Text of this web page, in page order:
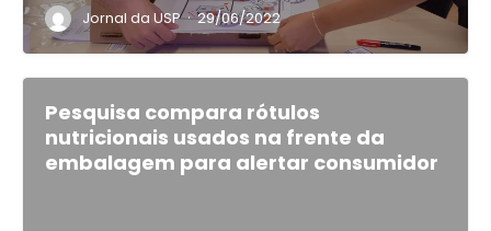
Jornal da USP · 29/06/2022
Pesquisa compara rótulos
nutricionais usados na frente da
embalagem para alertar consumidor